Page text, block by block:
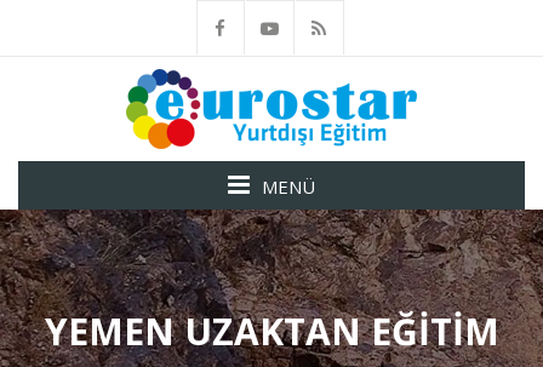
MENÜ
YEMEN UZAKTAN EĞITIM